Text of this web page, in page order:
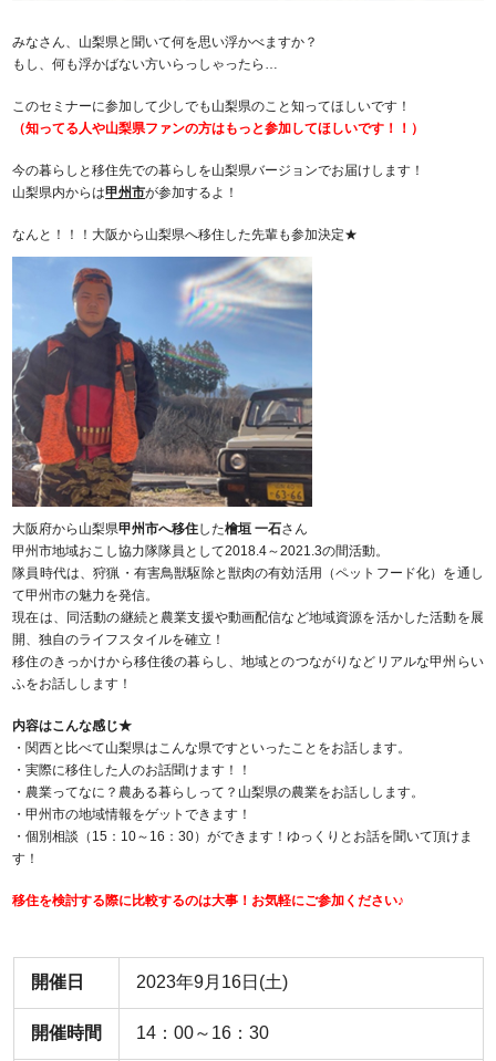
みなさん、山梨県と聞いて何を思い浮かべますか？
もし、何も浮かばない方いらっしゃったら…
このセミナーに参加して少しでも山梨県のこと知ってほしいです！
（知ってる人や山梨県ファンの方はもっと参加してほしいです！！）
今の暮らしと移住先での暮らしを山梨県バージョンでお届けします！
山梨県内からは甲州市が参加するよ！
なんと！！！大阪から山梨県へ移住した先輩も参加決定★
大阪府から山梨県甲州市へ移住した檜垣 一石さん
甲州市地域おこし協力隊隊員として2018.4～2021.3の間活動。
隊員時代は、狩猟・有害鳥獣駆除と獣肉の有効活用（ペットフード化）を通し
て甲州市の魅力を発信。
現在は、同活動の継続と農業支援や動画配信など地域資源を活かした活動を展
開、独自のライフスタイルを確立！
移住のきっかけから移住後の暮らし、地域とのつながりなどリアルな甲州らい
ふをお話しします！
内容はこんな感じ★
・関西と比べて山梨県はこんな県ですといったことをお話します。
・実際に移住した人のお話聞けます！！
・農業ってなに？農ある暮らしって？山梨県の農業をお話しします。
・甲州市の地域情報をゲットできます！
・個別相談（15：10～16：30）ができます！ゆっくりとお話を聞いて頂けま
す！
移住を検討する際に比較するのは大事！ お気軽にご参加ください♪
開催日 2023年9月16日(土)
開催時間 14：00～16：30